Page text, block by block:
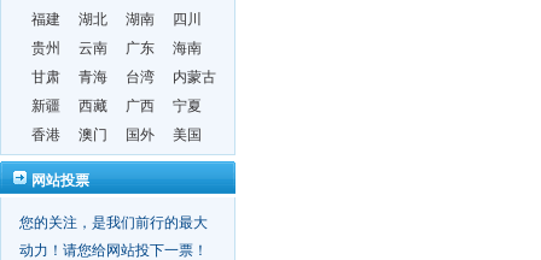
福建
湖北 湖南
四川
贵州
云南 广东
海南
甘肃
青海 台湾
内蒙古
新疆
西藏 广西
宁夏
香港
澳门 国外 美国
网站投票
您的关注，是我们前行的最大
动力！请您给网站投下一票！